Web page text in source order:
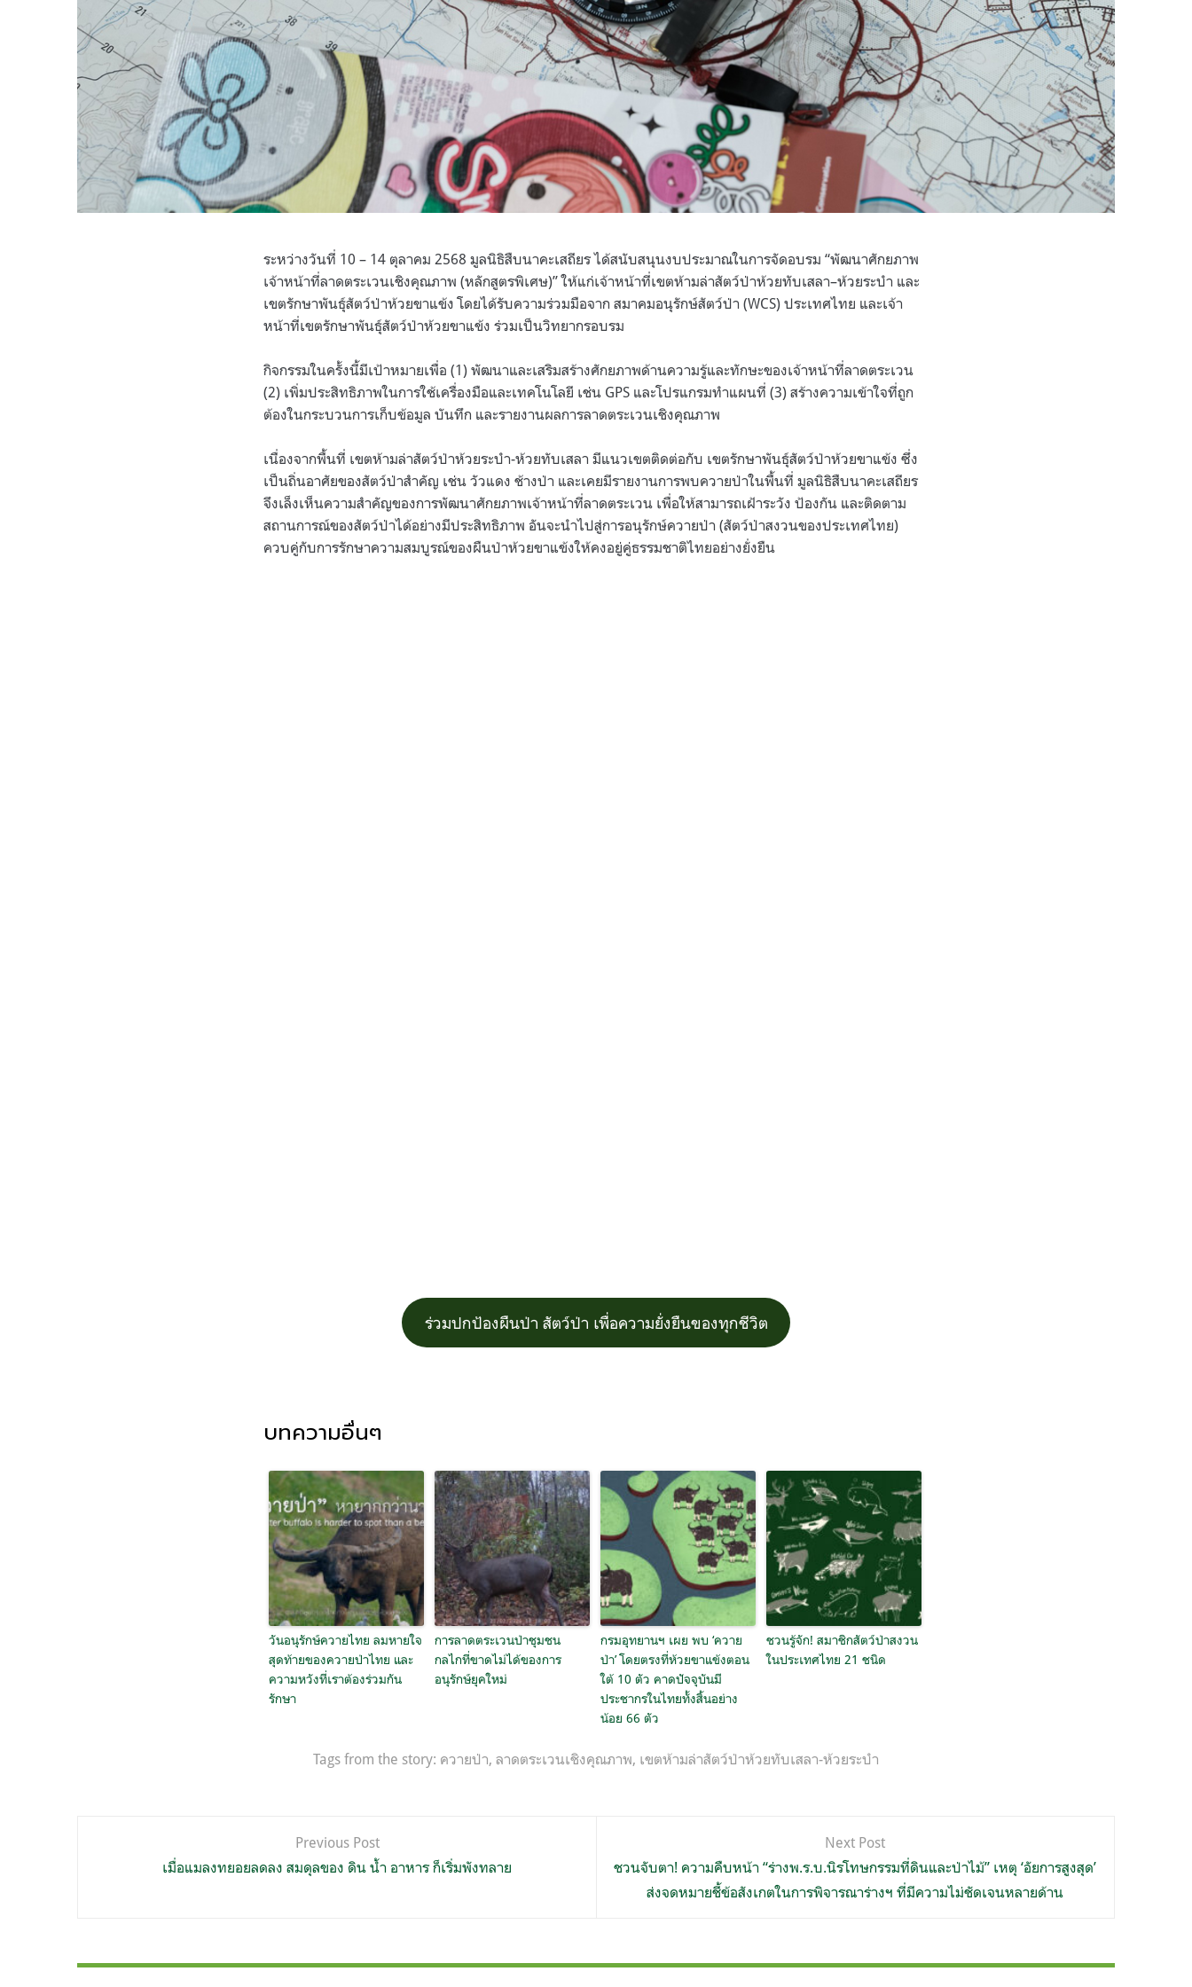
ระหว่างวันที่ 10 – 14 ตุลาคม 2568 มูลนิธิสืบนาคะเสถียร ได้สนับสนุนงบประมาณในการจัดอบรม “พัฒนาศักยภาพ
เจ้าหน้าที่ลาดตระเวนเชิงคุณภาพ (หลักสูตรพิเศษ)” ให้แก่เจ้าหน้าที่เขตห้ามล่าสัตว์ป่าห้วยทับเสลา–ห้วยระบำ และ
เขตรักษาพันธุ์สัตว์ป่าห้วยขาแข้ง โดยได้รับความร่วมมือจาก สมาคมอนุรักษ์สัตว์ป่า (WCS) ประเทศไทย และเจ้า
หน้าที่เขตรักษาพันธุ์สัตว์ป่าห้วยขาแข้ง ร่วมเป็นวิทยากรอบรม
กิจกรรมในครั้งนี้มีเป้าหมายเพื่อ (1) พัฒนาและเสริมสร้างศักยภาพด้านความรู้และทักษะของเจ้าหน้าที่ลาดตระเวน
(2) เพิ่มประสิทธิภาพในการใช้เครื่องมือและเทคโนโลยี เช่น GPS และโปรแกรมทำแผนที่ (3) สร้างความเข้าใจที่ถูก
ต้องในกระบวนการเก็บข้อมูล บันทึก และรายงานผลการลาดตระเวนเชิงคุณภาพ
เนื่องจากพื้นที่ เขตห้ามล่าสัตว์ป่าห้วยระบำ-ห้วยทับเสลา มีแนวเขตติดต่อกับ เขตรักษาพันธุ์สัตว์ป่าห้วยขาแข้ง ซึ่ง
เป็นถิ่นอาศัยของสัตว์ป่าสำคัญ เช่น วัวแดง ช้างป่า และเคยมีรายงานการพบควายป่าในพื้นที่ มูลนิธิสืบนาคะเสถียร
จึงเล็งเห็นความสำคัญของการพัฒนาศักยภาพเจ้าหน้าที่ลาดตระเวน เพื่อให้สามารถเฝ้าระวัง ป้องกัน และติดตาม
สถานการณ์ของสัตว์ป่าได้อย่างมีประสิทธิภาพ อันจะนำไปสู่การอนุรักษ์ควายป่า (สัตว์ป่าสงวนของประเทศไทย)
ควบคู่กับการรักษาความสมบูรณ์ของผืนป่าห้วยขาแข้งให้คงอยู่คู่ธรรมชาติไทยอย่างยั่งยืน
ร่วมปกป้องผืนป่า สัตว์ป่า เพื่อความยั่งยืนของทุกชีวิต
บทความอื่นๆ
วันอนุรักษ์ควายไทย ลมหายใจ
สุดท้ายของควายป่าไทย และ
ความหวังที่เราต้องร่วมกัน
รักษา
การลาดตระเวนป่าชุมชน
กลไกที่ขาดไม่ได้ของการ
อนุรักษ์ยุคใหม่
กรมอุทยานฯ เผย พบ ‘ควาย
ป่า’ โดยตรงที่ห้วยขาแข้งตอน
ใต้ 10 ตัว คาดปัจจุบันมี
ประชากรในไทยทั้งสิ้นอย่าง
น้อย 66 ตัว
ชวนรู้จัก! สมาชิกสัตว์ป่าสงวน
ในประเทศไทย 21 ชนิด
Tags from the story: ควายป่า, ลาดตระเวนเชิงคุณภาพ, เขตห้ามล่าสัตว์ป่าห้วยทับเสลา-ห้วยระบำ
Previous Post
เมื่อแมลงทยอยลดลง สมดุลของ ดิน น้ำ อาหาร ก็เริ่มพังทลาย
Next Post
ชวนจับตา! ความคืบหน้า “ร่างพ.ร.บ.นิรโทษกรรมที่ดินและป่าไม้” เหตุ ‘อัยการสูงสุด’
ส่งจดหมายชี้ข้อสังเกตในการพิจารณาร่างฯ ที่มีความไม่ชัดเจนหลายด้าน